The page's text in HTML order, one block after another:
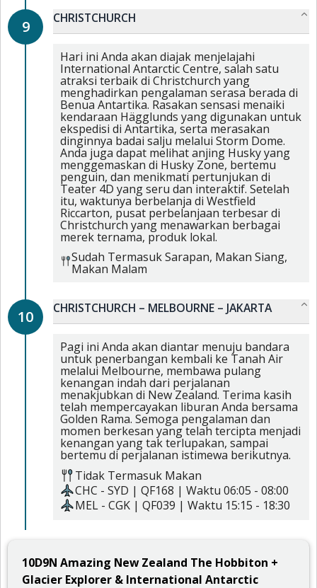
9 CHRISTCHURCH
Hari ini Anda akan diajak menjelajahi
International Antarctic Centre, salah satu
atraksi terbaik di Christchurch yang
menghadirkan pengalaman serasa berada di
Benua Antartika. Rasakan sensasi menaiki
kendaraan Hägglunds yang digunakan untuk
ekspedisi di Antartika, serta merasakan
dinginnya badai salju melalui Storm Dome.
Anda juga dapat melihat anjing Husky yang
menggemaskan di Husky Zone, bertemu
penguin, dan menikmati pertunjukan di
Teater 4D yang seru dan interaktif. Setelah
itu, waktunya berbelanja di Westfield
Riccarton, pusat perbelanjaan terbesar di
Christchurch yang menawarkan berbagai
merek ternama, produk lokal.
Sudah TermasukSarapan, Makan Siang,
Makan Malam
10 CHRISTCHURCH – MELBOURNE – JAKARTA
Pagi ini Anda akan diantar menuju bandara
untuk penerbangan kembali ke Tanah Air
melalui Melbourne, membawa pulang
kenangan indah dari perjalanan
menakjubkan di New Zealand. Terima kasih
telah mempercayakan liburan Anda bersama
Golden Rama. Semoga pengalaman dan
momen berkesan yang telah tercipta menjadi
kenangan yang tak terlupakan, sampai
bertemu di perjalanan istimewa berikutnya.
Tidak Termasuk Makan
CHC - SYD | QF168 | Waktu 06:05 - 08:00
MEL - CGK | QF039 | Waktu 15:15 - 18:30
10D9N Amazing New Zealand The Hobbiton +
Glacier Explorer & International Antarctic